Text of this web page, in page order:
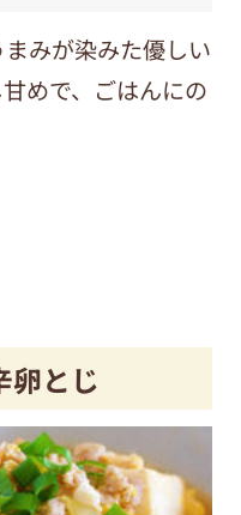
みが染みた優しい
めで、ごはんにの
卵とじ